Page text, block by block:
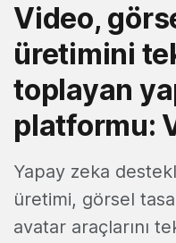
Video,
üretimini
toplayan
platformu:
Yapay zeka
üretimi, görsel
avatar araçlarını